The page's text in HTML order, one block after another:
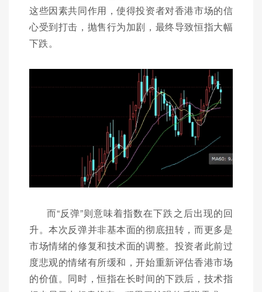
这些因素共同作用，使得投资者对香港市场的信
心受到打击，抛售行为加剧，最终导致恒指大幅
下跌。
而“反弹”则意味着指数在下跌之后出现的回
升。本次反弹并非基本面的彻底扭转，而更多是
市场情绪的修复和技术面的调整。投资者此前过
度悲观的情绪有所缓和，开始重新评估香港市场
的价值。同时，恒指在长时间的下跌后，技术指